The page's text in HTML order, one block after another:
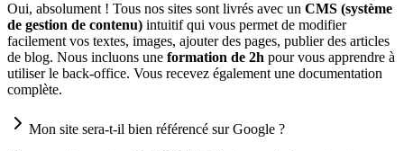
Oui, absolument ! Tous nos sites sont livrés avec un CMS (système
de gestion de contenu) intuitif qui vous permet de modifier
facilement vos textes, images, ajouter des pages, publier des articles
de blog. Nous incluons une formation de 2h pour vous apprendre à
utiliser le back-office. Vous recevez également une documentation
complète.
Mon site sera-t-il bien référencé sur Google ?